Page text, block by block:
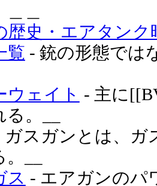
＿
歴史・エアタンク
覧 - 銃の形態では
ウェイト - 主に
。__
ガスガンとは、
__
ス - エアガンのパ